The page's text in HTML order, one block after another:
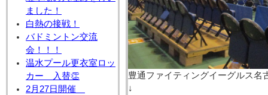
ました！
白熱の接戦！
バドミントン交流
会！！！
温水プール更衣室ロッ
カー 入替👏
2月27日開催
豊通ファイティングイーグルス名
↓